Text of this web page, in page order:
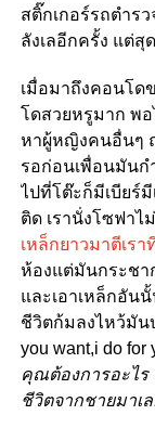
สติ๊กเกอร์รถตำร
ลังเลอีกครั้ง แต่สุ
เมื่อมาถึงคอนโด
โดสวยหรูมาก พอ
หาผู้หญิงคนอื่นๆ
รอก่อนเพื่อนมันก
ไปที่โต๊ะก็มีเบียร์มี
ติด เรานั่งโซฟา
เหล็กยาวมาตีเร
ห้องแต่มันกระชา
และเอาเหล็กอัน
ชีวิตก้มลงไหว้มัน
you want,i do for
คุณต้องการอะไร
ชีวิตจากชายมาเ